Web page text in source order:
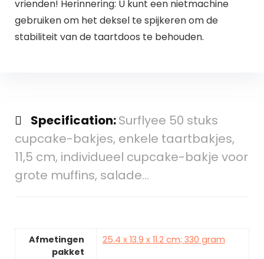
vrienden! Herinnering: U kunt een nietmachine
gebruiken om het deksel te spijkeren om de
stabiliteit van de taartdoos te behouden.
Specification:Surflyee 50 stuks
cupcake-bakjes, enkele taartbakjes,
11,5 cm, individueel cupcake-bakje voor
grote muffins, salade…
Afmetingen
pakket
25.4 x 13.9 x 11.2 cm; 330 gram